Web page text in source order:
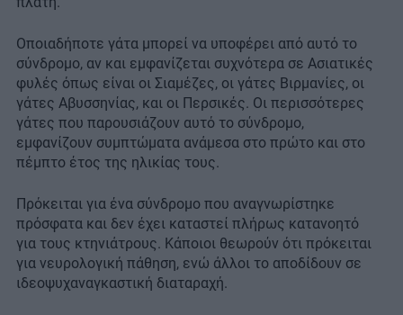
Οποιαδήποτε γάτα μπορεί να υποφέρει από αυτό το
σύνδρομο, αν και εμφανίζεται συχνότερα σε Ασιατικές
φυλές όπως είναι οι Σιαμέζες, οι γάτες Βιρμανίες, οι
γάτες Αβυσσηνίας, και οι Περσικές. Οι περισσότερες
γάτες που παρουσιάζουν αυτό το σύνδρομο,
εμφανίζουν συμπτώματα ανάμεσα στο πρώτο και στο
πέμπτο έτος της ηλικίας τους.
Πρόκειται για ένα σύνδρομο που αναγνωρίστηκε
πρόσφατα και δεν έχει καταστεί πλήρως κατανοητό
για τους κτηνιάτρους. Κάποιοι θεωρούν ότι πρόκειται
για νευρολογική πάθηση, ενώ άλλοι το αποδίδουν σε
ιδεοψυχαναγκαστική διαταραχή.